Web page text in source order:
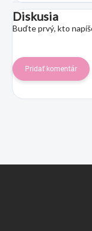
Diskusia
Buďte prvý, kto
Pridať komentár